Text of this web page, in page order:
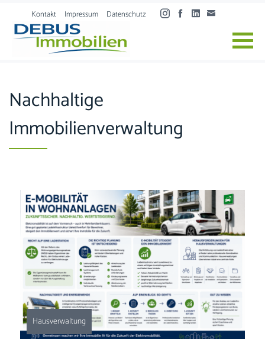
Skip to content
Kontakt Impressum Datenschutz
Nachhaltige
Immobilienverwaltung
Hausverwaltung